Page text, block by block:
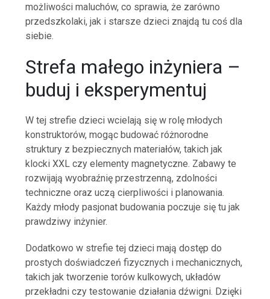
możliwości maluchów, co sprawia, że zarówno
przedszkolaki, jak i starsze dzieci znajdą tu coś dla
siebie.
Strefa małego inżyniera –
buduj i eksperymentuj
W tej strefie dzieci wcielają się w rolę młodych
konstruktorów, mogąc budować różnorodne
struktury z bezpiecznych materiałów, takich jak
klocki XXL czy elementy magnetyczne. Zabawy te
rozwijają wyobraźnię przestrzenną, zdolności
techniczne oraz uczą cierpliwości i planowania.
Każdy młody pasjonat budowania poczuje się tu jak
prawdziwy inżynier.
Dodatkowo w strefie tej dzieci mają dostęp do
prostych doświadczeń fizycznych i mechanicznych,
takich jak tworzenie torów kulkowych, układów
przekładni czy testowanie działania dźwigni. Dzięki